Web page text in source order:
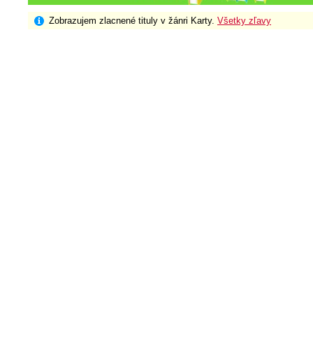
Zobrazujem zlacnené tituly v žánri Karty. Všetky zľavy